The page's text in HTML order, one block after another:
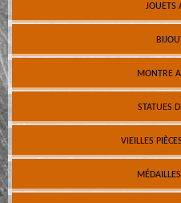
JOUETS
MONTRE
STATUES
VIEILLES